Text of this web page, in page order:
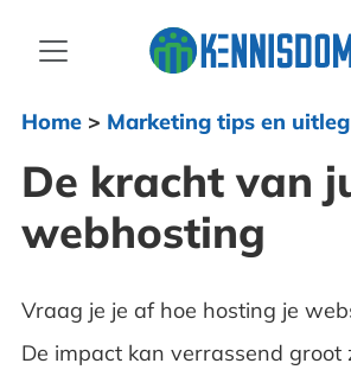
Home> Marketing tips en uitleg
De kracht van
webhosting
Vraag je je af hoe hosting je
De impact kan verrassend groot